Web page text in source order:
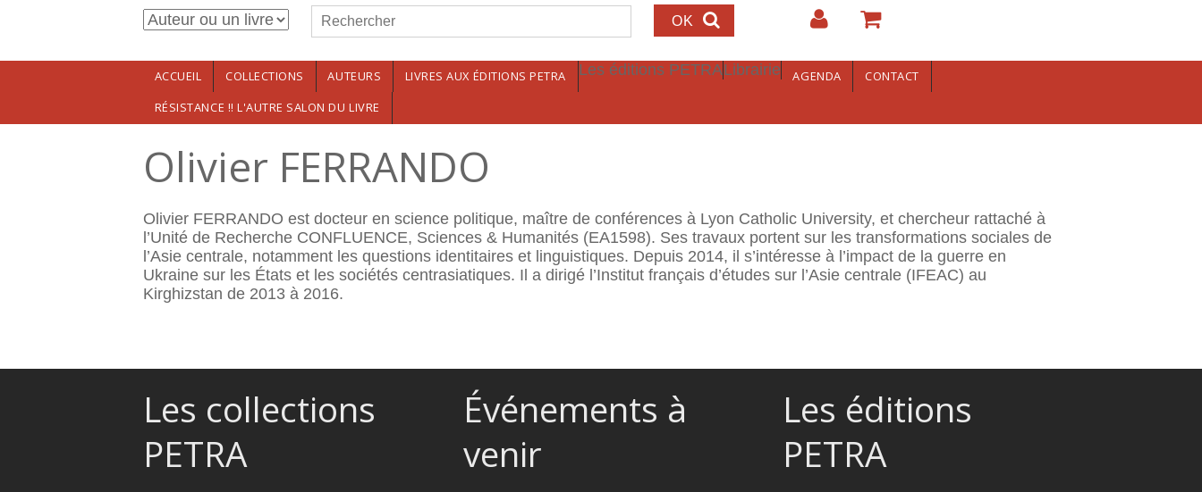
Aller au contenu principalFormulaire de recherche
Rechercher
ACCUEIL COLLECTIONS AUTEURS LIVRES AUX ÉDITIONS PETRA Les éditions PETRALibrairie AGENDA
CONTACT
RÉSISTANCE !! L'AUTRE SALON DU LIVRE
Olivier FERRANDO
Olivier FERRANDO est docteur en science politique, maître de conférences à Lyon Catholic University, et chercheur rattaché à
l’Unité de Recherche CONFLUENCE, Sciences & Humanités (EA1598). Ses travaux portent sur les transformations sociales de
l’Asie centrale, notamment les questions identitaires et linguistiques. Depuis 2014, il s’intéresse à l’impact de la guerre en
Ukraine sur les États et les sociétés centrasiatiques. Il a dirigé l’Institut français d’études sur l’Asie centrale (IFEAC) au
Kirghizstan de 2013 à 2016.
Les collections
PETRA
Événements à
venir
Les éditions
PETRA